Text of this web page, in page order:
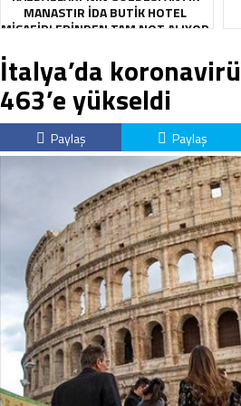
MANASTIR İDA BUTIK HOTEL
MISAFIRLERINDEN TAM NOT ALIYOR
İtalya’da
463’e yükseldi
Paylaş Paylaş